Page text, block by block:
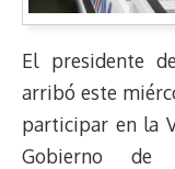
El presidente
arribó este
participar en la
Gobierno de